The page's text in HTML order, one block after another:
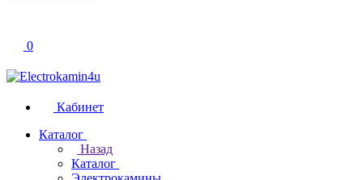
0
Кабинет
Каталог
Назад
Каталог